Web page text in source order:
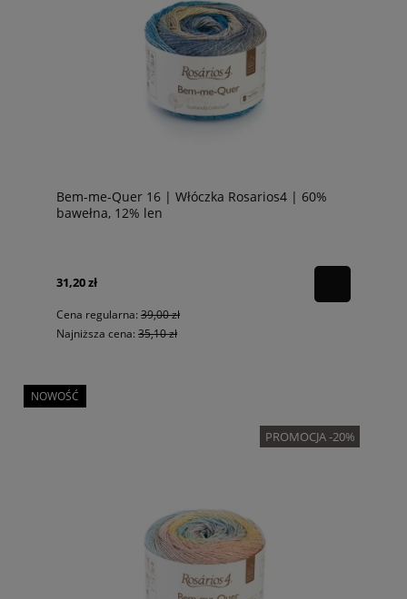
Bem-me-Quer 16 | Włóczka Rosarios4 | 60%
bawełna, 12% len
31,20 zł
Cena regularna: 39,00 zł
Najniższa cena: 35,10 zł
PROMOCJA -20%
NOWOŚĆ